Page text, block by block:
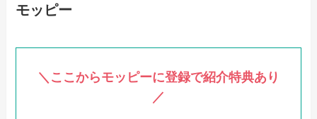
モッピー
＼ここからモッピーに登録で紹介特典あり
／